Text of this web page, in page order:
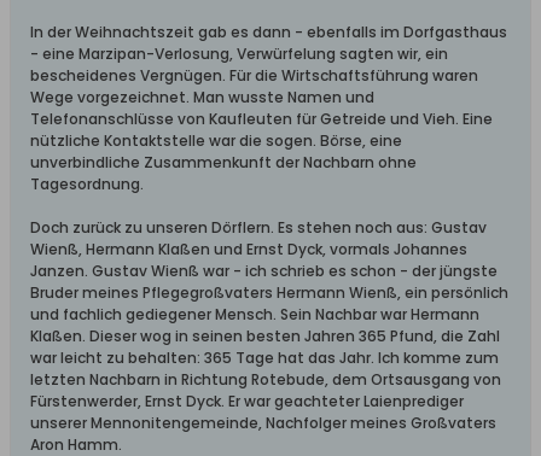
In der Weihnachtszeit gab es dann - ebenfalls im Dorfgasthaus
- eine Marzipan-Verlosung, Verwürfelung sagten wir, ein
bescheidenes Vergnügen. Für die Wirtschaftsführung waren
Wege vorgezeichnet. Man wusste Namen und
Telefonanschlüsse von Kaufleuten für Getreide und Vieh. Eine
nützliche Kontaktstelle war die sogen. Börse, eine
unverbindliche Zusammenkunft der Nachbarn ohne
Tagesordnung.
Doch zurück zu unseren Dörflern. Es stehen noch aus: Gustav
Wienß, Hermann Klaßen und Ernst Dyck, vormals Johannes
Janzen. Gustav Wienß war - ich schrieb es schon - der jüngste
Bruder meines Pflegegroßvaters Hermann Wienß, ein persönlich
und fachlich gediegener Mensch. Sein Nachbar war Hermann
Klaßen. Dieser wog in seinen besten Jahren 365 Pfund, die Zahl
war leicht zu behalten: 365 Tage hat das Jahr. Ich komme zum
letzten Nachbarn in Richtung Rotebude, dem Ortsausgang von
Fürstenwerder, Ernst Dyck. Er war geachteter Laienprediger
unserer Mennonitengemeinde, Nachfolger meines Großvaters
Aron Hamm.